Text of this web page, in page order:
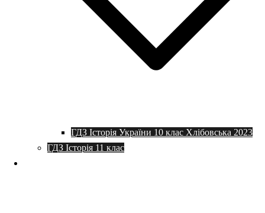
ГДЗ Історія України 10 клас Хлібовська 2023
ГДЗ Історія 11 клас